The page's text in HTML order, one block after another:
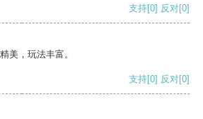
支持[0] 反对[0]
美，玩法丰富。
支持[0] 反对[0]